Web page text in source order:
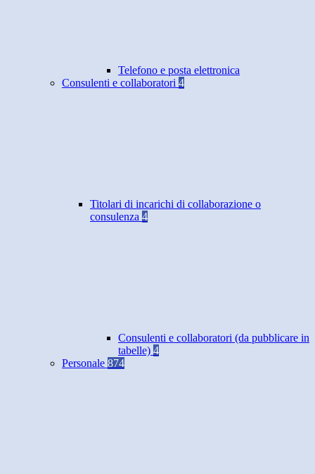
Telefono e posta elettronica
Consulenti e collaboratori 4
Titolari di incarichi di collaborazione o
consulenza 4
Consulenti e collaboratori (da pubblicare in
tabelle) 4
Personale 874